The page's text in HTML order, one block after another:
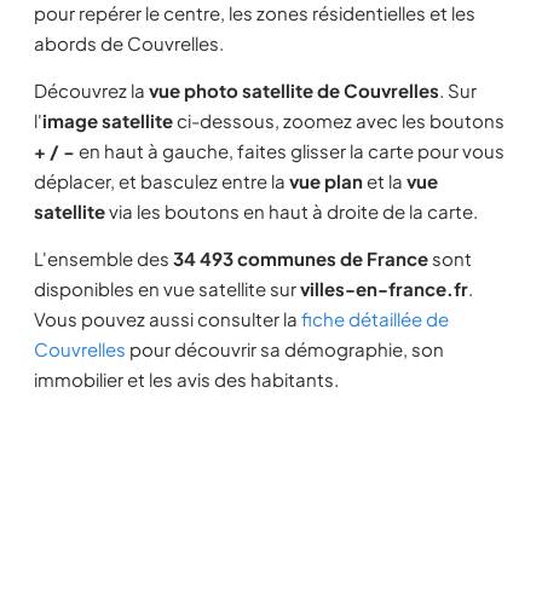
pour repérer le centre, les zones résidentielles et les
abords de Couvrelles.
Découvrez la vue photo satellite de Couvrelles. Sur
l'image satelliteci-dessous, zoomez avec les boutons
+ / − en haut à gauche, faites glisser la carte pour vous
déplacer, et basculez entre la vue planet la vue
satellitevia les boutons en haut à droite de la carte.
L'ensemble des 34 493 communes de France sont
disponibles en vue satellite survilles-en-france.fr.
Vous pouvez aussi consulter la fiche détaillée de
Couvrelles pour découvrir sa démographie, son
immobilier et les avis des habitants.